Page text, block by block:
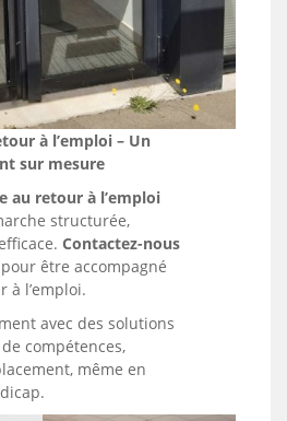
à l’emploi – Un
sur mesure
au retour à l’emploi
structurée,
Contactez-nous
pour être accompagné
à l’emploi.
avec des solutions
compétences,
même en